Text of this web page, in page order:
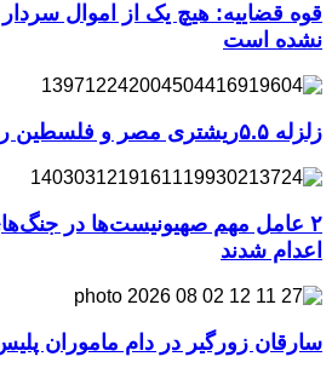
قوه قضاییه: هیچ یک از اموال
نشده است
زلزله ۵.۵ریشتری مصر و فلسطین را لرزاند
اعدام شدند
سارقان زورگیر در دام ماموران